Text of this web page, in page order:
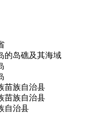
的岛礁及其海域
苗族自治县
苗族自治县
自治县